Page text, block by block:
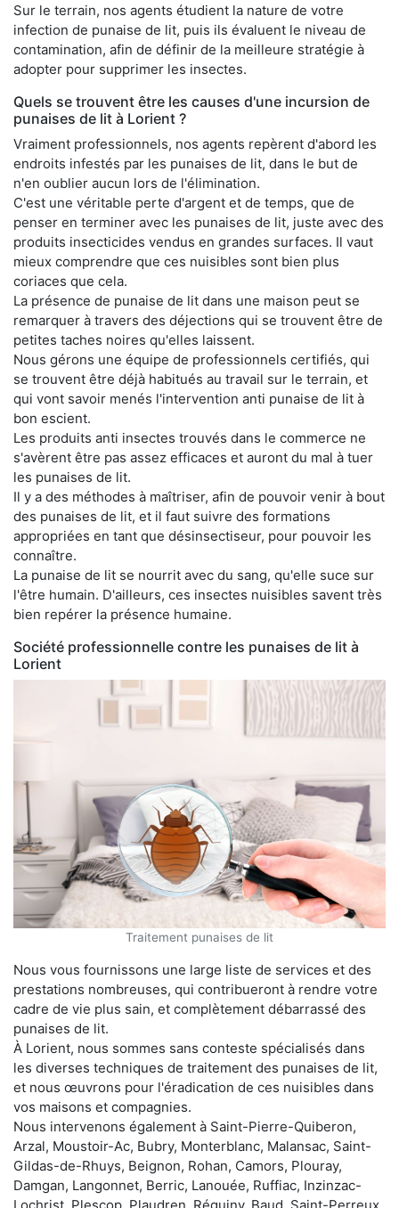
Sur le terrain, nos agents étudient la nature de votre
infection de punaise de lit, puis ils évaluent le niveau de
contamination, afin de définir de la meilleure stratégie à
adopter pour supprimer les insectes.
Quels se trouvent être les causes d'une incursion de
punaises de lit à Lorient ?
Vraiment professionnels, nos agents repèrent d'abord les
endroits infestés par les punaises de lit, dans le but de
n'en oublier aucun lors de l'élimination.
C'est une véritable perte d'argent et de temps, que de
penser en terminer avec les punaises de lit, juste avec des
produits insecticides vendus en grandes surfaces. Il vaut
mieux comprendre que ces nuisibles sont bien plus
coriaces que cela.
La présence de punaise de lit dans une maison peut se
remarquer à travers des déjections qui se trouvent être de
petites taches noires qu'elles laissent.
Nous gérons une équipe de professionnels certifiés, qui
se trouvent être déjà habitués au travail sur le terrain, et
qui vont savoir menés l'intervention anti punaise de lit à
bon escient.
Les produits anti insectes trouvés dans le commerce ne
s'avèrent être pas assez efficaces et auront du mal à tuer
les punaises de lit.
Il y a des méthodes à maîtriser, afin de pouvoir venir à bout
des punaises de lit, et il faut suivre des formations
appropriées en tant que désinsectiseur, pour pouvoir les
connaître.
La punaise de lit se nourrit avec du sang, qu'elle suce sur
l'être humain. D'ailleurs, ces insectes nuisibles savent très
bien repérer la présence humaine.
Société professionnelle contre les punaises de lit à
Lorient
Traitement punaises de lit
Nous vous fournissons une large liste de services et des
prestations nombreuses, qui contribueront à rendre votre
cadre de vie plus sain, et complètement débarrassé des
punaises de lit.
À Lorient, nous sommes sans conteste spécialisés dans
les diverses techniques de traitement des punaises de lit,
et nous œuvrons pour l'éradication de ces nuisibles dans
vos maisons et compagnies.
Nous intervenons également à Saint-Pierre-Quiberon,
Arzal, Moustoir-Ac, Bubry, Monterblanc, Malansac, Saint-
Gildas-de-Rhuys, Beignon, Rohan, Camors, Plouray,
Damgan, Langonnet, Berric, Lanouée, Ruffiac, Inzinzac-
Lochrist, Plescop, Plaudren, Réguiny, Baud, Saint-Perreux,